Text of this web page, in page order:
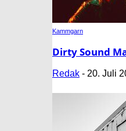
Kammgarn
Dirty Sound
Redak - 20. Juli